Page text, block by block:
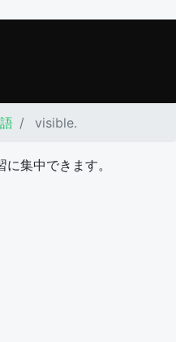
visible.
集中できます。